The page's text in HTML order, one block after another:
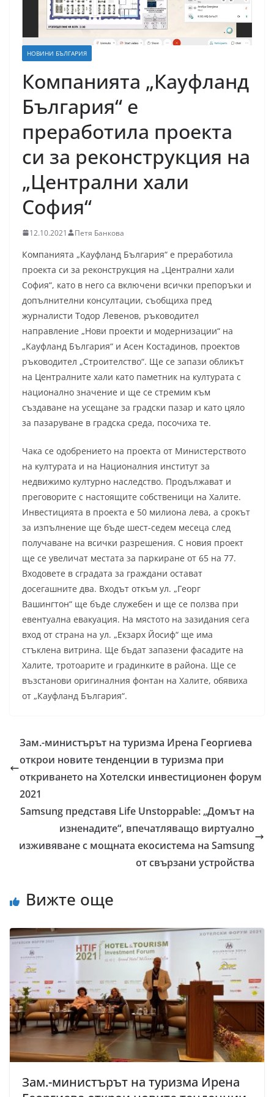
НОВИНИ БЪЛГАРИЯ
Компанията „Кауфланд
България“ е
преработила проекта
си за реконструкция на
„Централни хали
София“
12.10.2021 Петя Банкова
Компанията „Кауфланд България“ е преработила
проекта си за реконструкция на „Централни хали
София“, като в него са включени всички препоръки и
допълнителни консултации, съобщиха пред
журналисти Тодор Левенов, ръководител
направление „Нови проекти и модернизации“ на
„Кауфланд България“ и Асен Костадинов, проектов
ръководител „Строителство“. Ще се запази обликът
на Централните хали като паметник на културата с
национално значение и ще се стремим към
създаване на усещане за градски пазар и като цяло
за пазаруване в градска среда, посочиха те.
Чака се одобрението на проекта от Министерството
на културата и на Националния институт за
недвижимо културно наследство. Продължават и
преговорите с настоящите собственици на Халите.
Инвестицията в проекта е 50 милиона лева, а срокът
за изпълнение ще бъде шест-седем месеца след
получаване на всички разрешения. С новия проект
ще се увеличат местата за паркиране от 65 на 77.
Входовете в сградата за граждани остават
досегашните два. Входът откъм ул. „Георг
Вашингтон“ ще бъде служебен и ще се ползва при
евентуална евакуация. На мястото на зазидания сега
вход от страна на ул. „Екзарх Йосиф“ ще има
стъклена витрина. Ще бъдат запазени фасадите на
Халите, тротоарите и градинките в района. Ще се
възстанови оригиналния фонтан на Халите, обявиха
от „Кауфланд България“.
Зам.-министърът на туризма Ирена Георгиева
открои новите тенденции в туризма при
откриването на Хотелски инвестиционен форум
2021
Samsung представя Life Unstoppable: „Домът на
изненадите“, впечатляващо виртуално
изживяване с мощната екосистема на Samsung
от свързани устройства
Вижте още
Зам.-министърът на туризма Ирена